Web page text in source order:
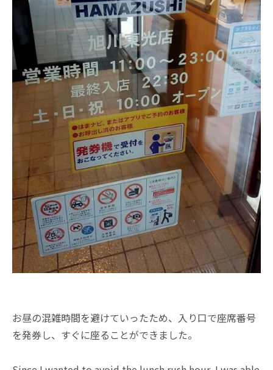
お昼の混雑時間を避けていったため、入り口で座席番号
を発券し、すぐに座ることができました。